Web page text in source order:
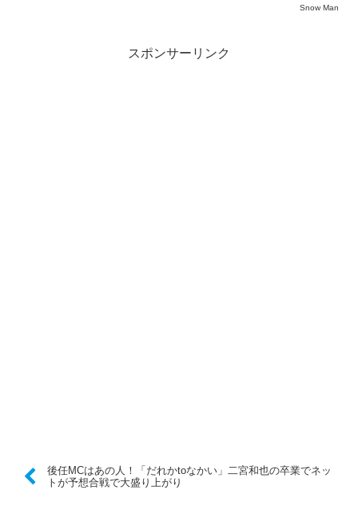
Snow Man
スポンサーリンク
後任MCはあの人！「だれかtoなかい」二宮和也の卒業でネッ
トが予想合戦で大盛り上がり